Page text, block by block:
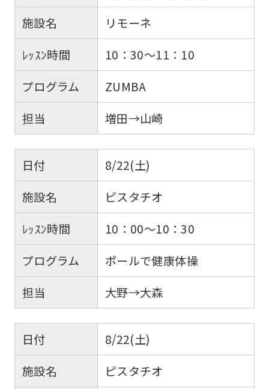
施設名
リモーネ
ﾚｯｽﾝ時間
10：30～11：10
プログラム
ZUMBA
担当
増田→山崎
日付
8/22(土)
施設名
ピスタチオ
ﾚｯｽﾝ時間
10：00～10：30
プログラム
ポールで健康体操
担当
大野→大森
日付
8/22(土)
施設名
ピスタチオ